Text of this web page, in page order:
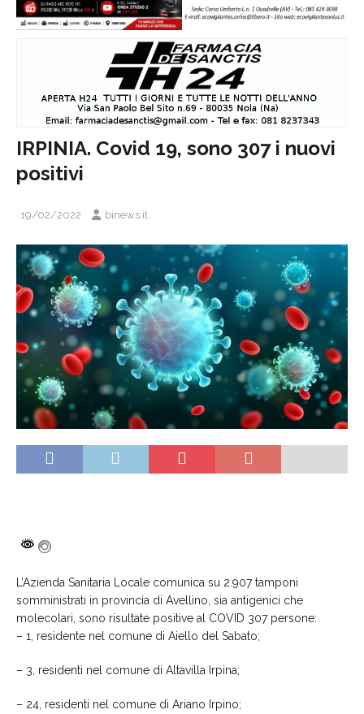
IRPINIA. Covid 19, sono 307 i nuovi
positivi
19/02/2022 binews.it
L’Azienda Sanitaria Locale comunica su 2. 907tamponi
somministrati in provincia di Avellino, sia antigenici che
molecolari, sono risultate positive al COVID 307persone:
– 1 , residente nel comune di Aiello del Sabato;
– 3 , residenti nel comune di Altavilla Irpina;
– 24 , residenti nel comune di Ariano Irpino;